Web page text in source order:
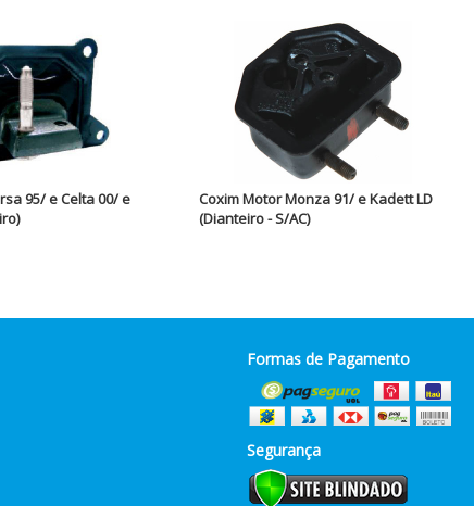
95/ e Celta 00/ e
Coxim Motor Monza 91/ e Kadett LD
(Dianteiro - S/AC)
Formas de Pagamento
Segurança